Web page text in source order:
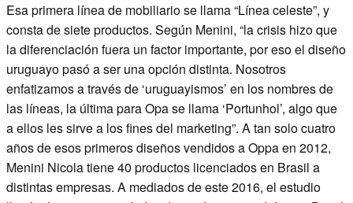
Esa primera línea de mobiliario se llama “Línea celeste”, y
consta de siete productos. Según Menini, “la crisis hizo que
la diferenciación fuera un factor importante, por eso el diseño
uruguayo pasó a ser una opción distinta. Nosotros
enfatizamos a través de ‘uruguayismos’ en los nombres de
las líneas, la última para Opa se llama ‘Portunhol’, algo que
a ellos les sirve a los fines del marketing”. A tan solo cuatro
años de esos primeros diseños vendidos a Oppa en 2012,
Menini Nicola tiene 40 productos licenciados en Brasil a
distintas empresas. A mediados de este 2016, el estudio